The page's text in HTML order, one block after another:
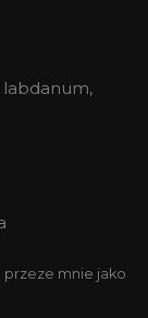
labdanum,
przeze mnie jako